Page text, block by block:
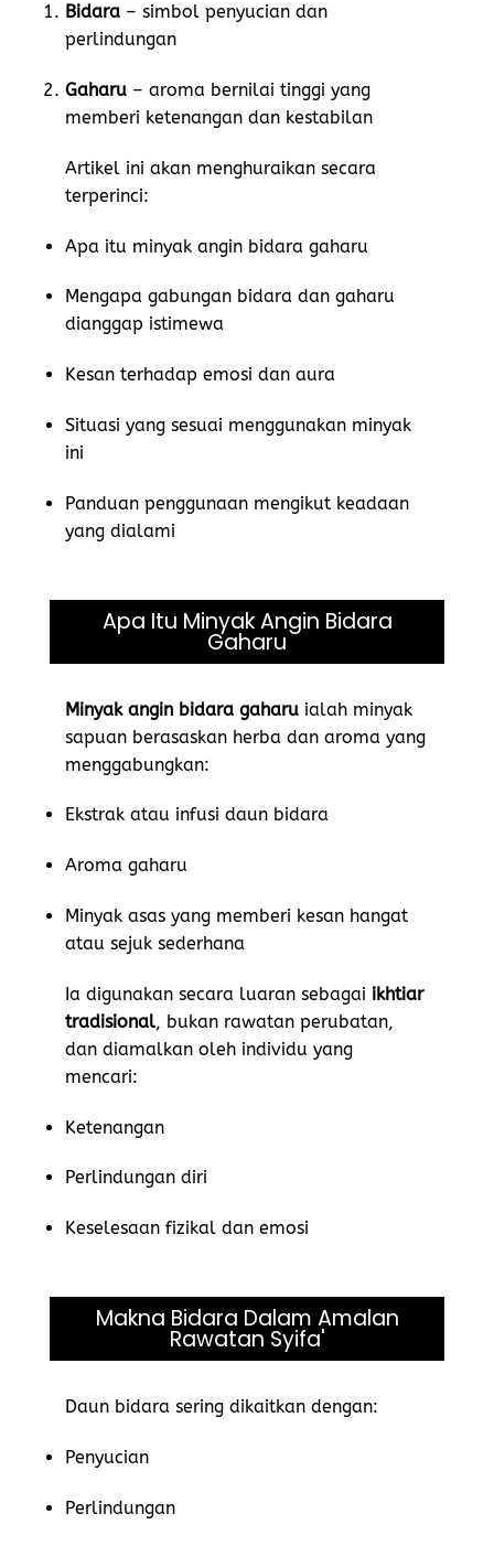
Bidara – simbol penyucian dan
perlindungan
Gaharu – aroma bernilai tinggi yang
memberi ketenangan dan kestabilan
Artikel ini akan menghuraikan secara
terperinci:
Apa itu minyak angin bidara gaharu
Mengapa gabungan bidara dan gaharu
dianggap istimewa
Kesan terhadap emosi dan aura
Situasi yang sesuai menggunakan minyak
ini
Panduan penggunaan mengikut keadaan
yang dialami
Apa Itu Minyak Angin Bidara
Gaharu
Minyak angin bidara gaharu ialah minyak
sapuan berasaskan herba dan aroma yang
menggabungkan:
Ekstrak atau infusi daun bidara
Aroma gaharu
Minyak asas yang memberi kesan hangat
atau sejuk sederhana
Ia digunakan secara luaran sebagai ikhtiar
tradisional, bukan rawatan perubatan,
dan diamalkan oleh individu yang
mencari:
Ketenangan
Perlindungan diri
Keselesaan fizikal dan emosi
Makna Bidara Dalam Amalan
Rawatan Syifa'
Daun bidara sering dikaitkan dengan:
Penyucian
Perlindungan